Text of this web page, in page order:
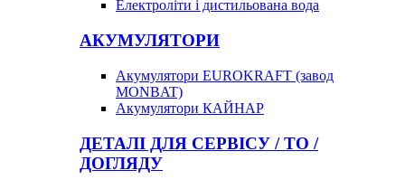
Електроліти і дистильована вода
АКУМУЛЯТОРИ
Акумулятори EUROKRAFT (завод
MONBAT)
Акумулятори КАЙНАР
ДЕТАЛІ ДЛЯ СЕРВІСУ / ТО /
ДОГЛЯДУ